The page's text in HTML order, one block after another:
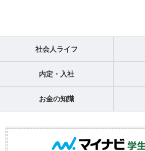
社会人ライフ
内定・入社
お金の知識